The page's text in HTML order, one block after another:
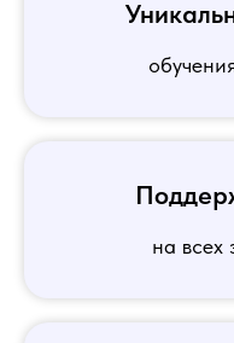
на всех